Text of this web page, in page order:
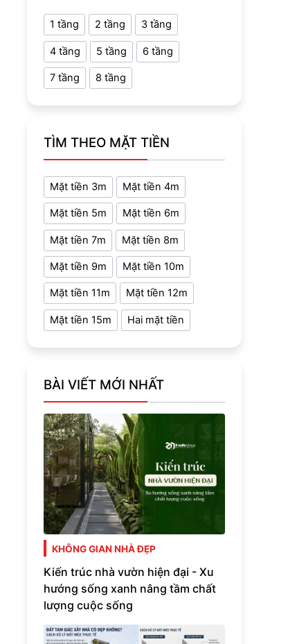
1 tầng 2 tầng 3 tầng
4 tầng 5 tầng 6 tầng
7 tầng 8 tầng
TÌM THEO MẶT TIỀN
Mặt tiền 3m Mặt tiền 4m
Mặt tiền 5m Mặt tiền 6m
Mặt tiền 7m Mặt tiền 8m
Mặt tiền 9m Mặt tiền 10m
Mặt tiền 11m Mặt tiền 12m
Mặt tiền 15m Hai mặt tiền
BÀI VIẾT MỚI NHẤT
KHÔNG GIAN NHÀ ĐẸP
Kiến trúc nhà vườn hiện đại - Xu
hướng sống xanh nâng tầm chất
lượng cuộc sống